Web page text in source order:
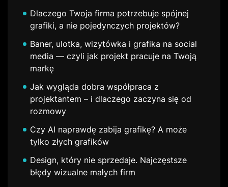
Dlaczego Twoja firma potrzebuje spójnej
grafiki, a nie pojedynczych projektów?
Baner, ulotka, wizytówka i grafika na social
media — czyli jak projekt pracuje na Twoją
markę
Jak wygląda dobra współpraca z
projektantem – i dlaczego zaczyna się od
rozmowy
Czy AI naprawdę zabija grafikę? A może
tylko złych grafików
Design, który nie sprzedaje. Najczęstsze
błędy wizualne małych firm